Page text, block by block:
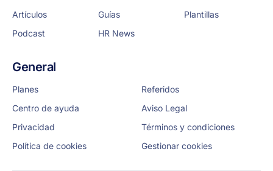
Artículos Guías
Plantillas
Podcast
HR News
General
Planes
Referidos
Centro de ayuda
Aviso Legal
Privacidad
Términos y condiciones
Política de cookies
Gestionar cookies